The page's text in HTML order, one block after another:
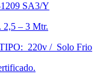
SA3/Y
2,5 – 3 Mtr.
220v / Solo Frio